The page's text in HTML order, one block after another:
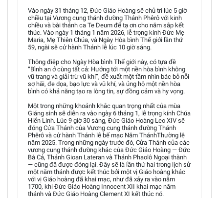
Vào ngày 31 tháng 12, Đức Giáo Hoàng sẽ chủ trì lúc 5 giờ
chiều tại Vương cung thánh đường Thánh Phêrô với kinh
chiều và bài thánh ca Te Deum để tạ ơn cho năm sắp kết
thúc. Vào ngày 1 tháng 1 năm 2026, lễ trọng kính Đức Mẹ
Maria, Mẹ Thiên Chúa, và Ngày Hòa bình Thế giới lần thứ
59, ngài sẽ cử hành Thánh lễ lúc 10 giờ sáng.
Thông điệp cho Ngày Hòa bình Thế giới này, có tựa đề
“Bình an ở cùng tất cả: Hướng tới một nền hòa bình không
vũ trang và giải trừ vũ khí”, đề xuất một tầm nhìn bác bỏ nỗi
sợ hãi, đe dọa, bạo lực và vũ khí, và ủng hộ một nền hòa
bình có khả năng tạo ra lòng tin, sự đồng cảm và hy vọng.
Một trong những khoảnh khắc quan trọng nhất của mùa
Giáng sinh sẽ diễn ra vào ngày 6 tháng 1, lễ trọng kính Chúa
Hiển Linh. Lúc 9 giờ 30 sáng, Đức Giáo Hoàng Leo XIV sẽ
đóng Cửa Thánh của Vương cung thánh đường Thánh
Phêrô và cử hành Thánh lễ bế mạc Năm ThánhThường lệ
năm 2025. Trong những ngày trước đó, Cửa Thánh của các
vương cung thánh đường khác của Đức Giáo Hoàng — Đức
Bà Cả, Thánh Gioan Lateran và Thánh Phaolô Ngoại thành
— cũng đã được đóng lại. Đây sẽ là lần thứ hai trong lịch sử
một năm thánh được kết thúc bởi một vị Giáo hoàng khác
với vị Giáo hoàng đã khai mạc, như đã xảy ra vào năm
1700, khi Đức Giáo Hoàng Innocent XII khai mạc năm
thánh và Đức Giáo Hoàng Clement XI kết thúc nó.